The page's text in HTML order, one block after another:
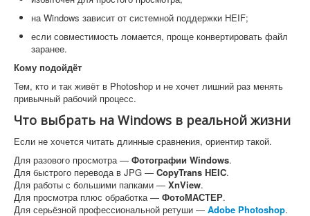
на Windows зависит от системной поддержки HEIF;
если совместимость ломается, проще конвертировать файл
заранее.
Кому подойдёт
Тем, кто и так живёт в Photoshop и не хочет лишний раз менять
привычный рабочий процесс.
Что выбрать на Windows в реальной жизни
Если не хочется читать длинные сравнения, ориентир такой.
Для разового просмотра — Фотографии Windows.
Для быстрого перевода в JPG — CopyTrans HEIC.
Для работы с большими папками — XnView.
Для просмотра плюс обработка — ФотоМАСТЕР.
Для серьёзной профессиональной ретуши — Adobe Photoshop.